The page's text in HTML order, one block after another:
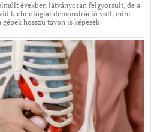
években látványosan felgyorsult, de a
technológiai demonstráció volt, mint
hosszú távon is képesek